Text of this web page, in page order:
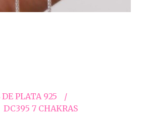
DE PLATA 925
DC395 7 CHAKRAS